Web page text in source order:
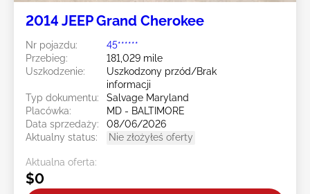
2014 JEEP Grand Cherokee
Nr pojazdu:
45******
Przebieg:
181,029 mile
Uszkodzenie:
Uszkodzony przód/Brak
informacji
Typ dokumentu:
Salvage Maryland
Placówka:
MD - BALTIMORE
Data sprzedaży:
08/06/2026
Aktualny status:
Nie złożyłeś oferty
Aktualna oferta:
$0